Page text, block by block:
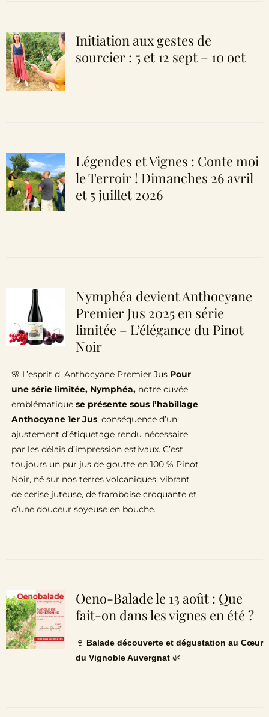
Initiation aux gestes de
sourcier : 5 et 12 sept – 10 oct
Légendes et Vignes : Conte moi
le Terroir ! Dimanches 26 avril
et 5 juillet 2026
Nymphéa devient Anthocyane
Premier Jus 2025 en série
limitée – L’élégance du Pinot
Noir
🌸 L’esprit d' Anthocyane Premier Jus Pour
une série limitée, Nymphéa, notre cuvée
emblématiquese présente sous l’habillage
Anthocyane 1er Jus, conséquence d’un
ajustement d’étiquetage rendu nécessaire
par les délais d’impression estivaux. C’est
toujours un pur jus de goutte en 100 % Pinot
Noir, né sur nos terres volcaniques, vibrant
de cerise juteuse, de framboise croquante et
d’une douceur soyeuse en bouche.
Oeno-Balade le 13 août : Que
fait-on dans les vignes en été ?
🍷 Balade découverte et dégustation au Cœur
du Vignoble Auvergnat🌿